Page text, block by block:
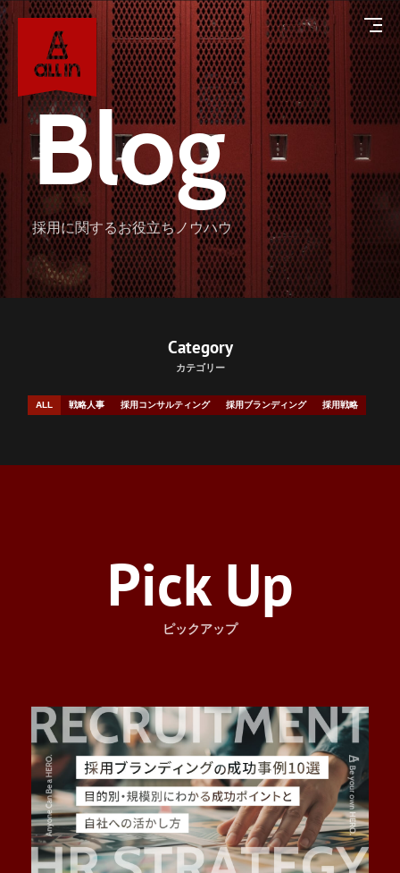
About
オールインについて
Service
Company
Career
採用情報
Introduction
イントロダクション
Story
プロジェクトストーリー
Culture
カルチャー
Job list
Blog
資料ダウンロード お問い合わせ
Blog
採用に関するお役立ちノウハウ
Category
カテゴリー
ALL 戦略人事 採用コンサルティング 採用ブランディング 採用戦略
Pick Up
ピックアップ